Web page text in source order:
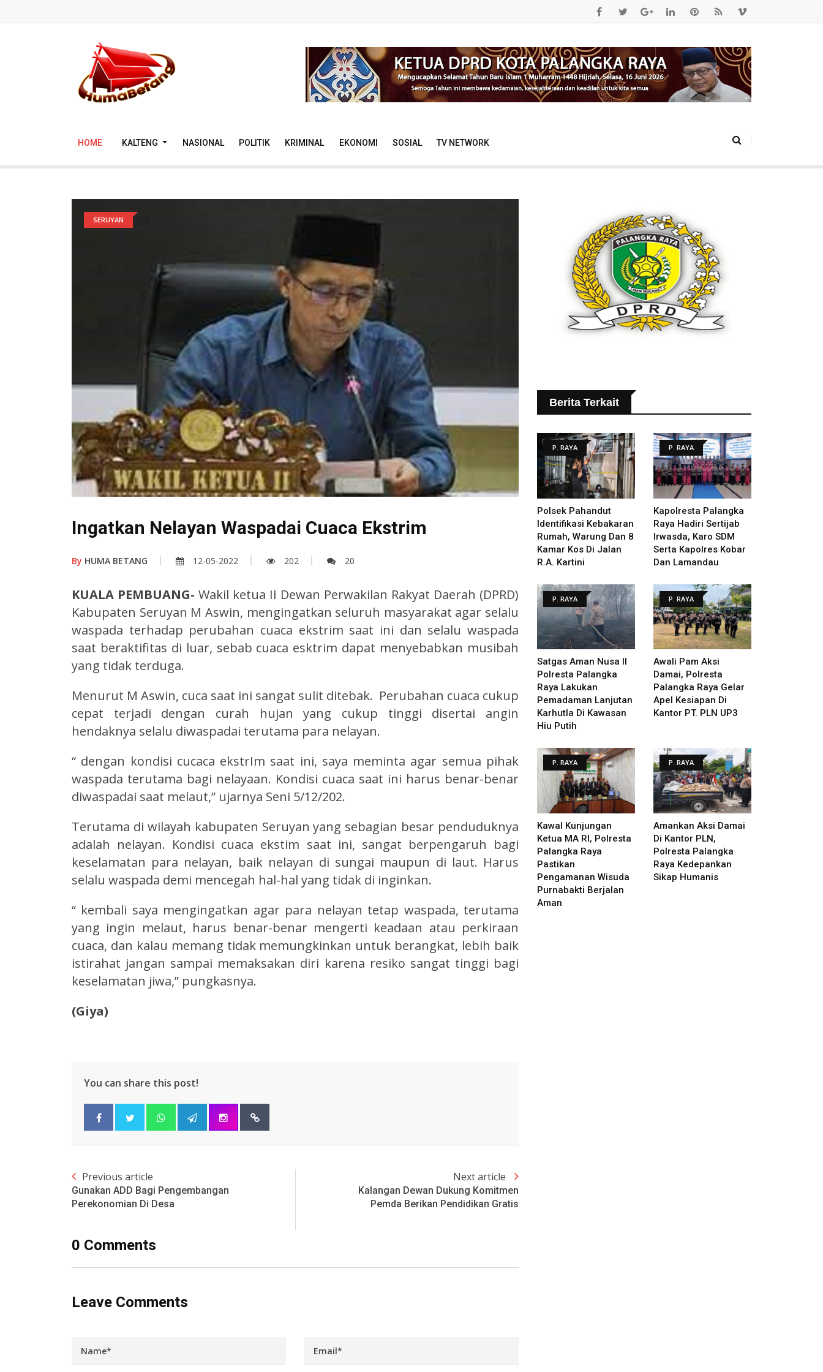
HOME KALTENG NASIONAL POLITIK KRIMINAL EKONOMI SOSIAL TV NETWORK
SERUYAN
Ingatkan Nelayan Waspadai Cuaca Ekstrim
By HUMA BETANG 12-05-2022 202 20
KUALA PEMBUANG- Wakil ketua II Dewan Perwakilan Rakyat Daerah (DPRD)
Kabupaten Seruyan M Aswin, mengingatkan seluruh masyarakat agar selalu
waspada terhadap perubahan cuaca ekstrim saat ini dan selalu waspada
saat beraktifitas di luar, sebab cuaca esktrim dapat menyebabkan musibah
yang tidak terduga.
Menurut M Aswin, cuca saat ini sangat sulit ditebak. Perubahan cuaca cukup
cepat terjadi dengan curah hujan yang cukup tinggi disertai angin
hendaknya selalu diwaspadai terutama para nelayan.
“ dengan kondisi cucaca ekstrIm saat ini, saya meminta agar semua pihak
waspada terutama bagi nelayaan. Kondisi cuaca saat ini harus benar-benar
diwaspadai saat melaut,” ujarnya Seni 5/12/202.
Terutama di wilayah kabupaten Seruyan yang sebagian besar penduduknya
adalah nelayan. Kondisi cuaca ekstim saat ini, sangat berpengaruh bagi
keselamatan para nelayan, baik nelayan di sungai maupun di laut. Harus
selalu waspada demi mencegah hal-hal yang tidak di inginkan.
“ kembali saya mengingatkan agar para nelayan tetap waspada, terutama
yang ingin melaut, harus benar-benar mengerti keadaan atau perkiraan
cuaca, dan kalau memang tidak memungkinkan untuk berangkat, lebih baik
istirahat jangan sampai memaksakan diri karena resiko sangat tinggi bagi
keselamatan jiwa,” pungkasnya.
(Giya)
You can share this post!
Previous article
Gunakan ADD Bagi Pengembangan
Perekonomian Di Desa
Next article
Kalangan Dewan Dukung Komitmen
Pemda Berikan Pendidikan Gratis
0 Comments
Leave Comments
Berita Terkait
P. RAYA
Polsek Pahandut
Identifikasi Kebakaran
Rumah, Warung Dan 8
Kamar Kos Di Jalan
R.A. Kartini
P. RAYA
Kapolresta Palangka
Raya Hadiri Sertijab
Irwasda, Karo SDM
Serta Kapolres Kobar
Dan Lamandau
P. RAYA
Satgas Aman Nusa II
Polresta Palangka
Raya Lakukan
Pemadaman Lanjutan
Karhutla Di Kawasan
Hiu Putih
P. RAYA
Awali Pam Aksi
Damai, Polresta
Palangka Raya Gelar
Apel Kesiapan Di
Kantor PT. PLN UP3
P. RAYA
Kawal Kunjungan
Ketua MA RI, Polresta
Palangka Raya
Pastikan
Pengamanan Wisuda
Purnabakti Berjalan
Aman
P. RAYA
Amankan Aksi Damai
Di Kantor PLN,
Polresta Palangka
Raya Kedepankan
Sikap Humanis